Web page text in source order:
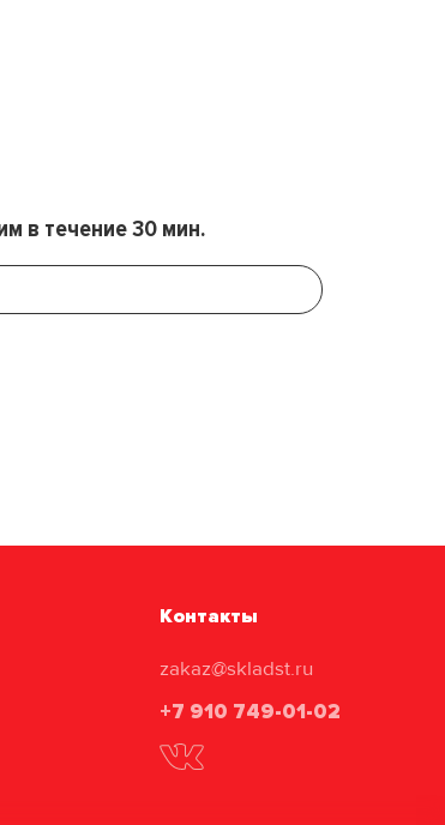
в течение 30 мин.
Контакты
zakaz@skladst.ru
+7 910 749-01-02